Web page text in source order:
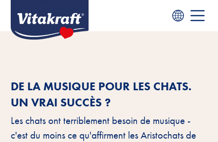
DE LA MUSIQUE POUR LES CHATS.
UN VRAI SUCCÈS ?
Les chats ont terriblement besoin de musique -
c'est du moins ce qu'affirment les Aristochats de